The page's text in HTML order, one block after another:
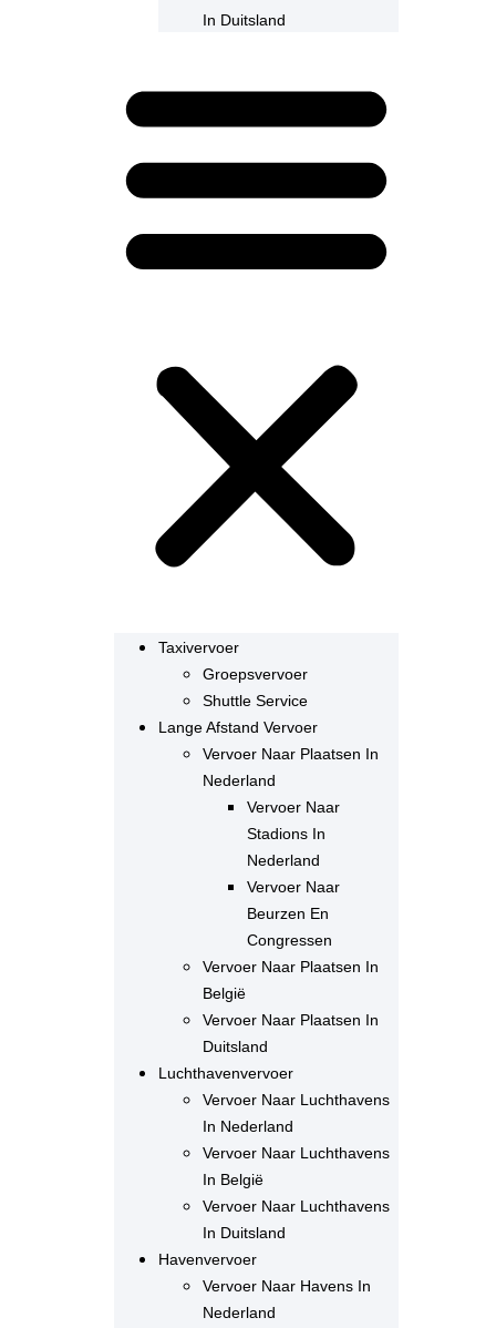
In Duitsland
Taxivervoer
Groepsvervoer
Shuttle Service
Lange Afstand Vervoer
Vervoer Naar Plaatsen In
Nederland
Vervoer Naar
Stadions In
Nederland
Vervoer Naar
Beurzen En
Congressen
Vervoer Naar Plaatsen In
België
Vervoer Naar Plaatsen In
Duitsland
Luchthavenvervoer
Vervoer Naar Luchthavens
In Nederland
Vervoer Naar Luchthavens
In België
Vervoer Naar Luchthavens
In Duitsland
Havenvervoer
Vervoer Naar Havens In
Nederland